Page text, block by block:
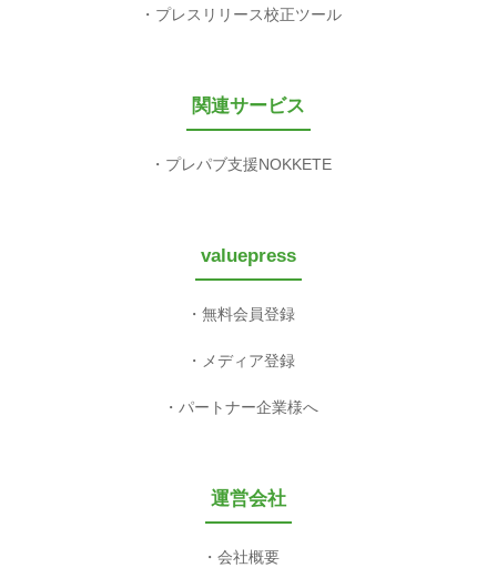
プレスリリース校正ツール
関連サービス
プレパブ支援NOKKETE
valuepress
無料会員登録
メディア登録
パートナー企業様へ
運営会社
会社概要